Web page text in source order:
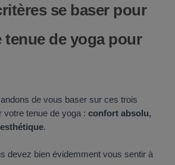
se baser pour
de yoga pour
de vous baser sur ces trois
tenue de yoga : confort absolu,
.
devez bien évidemment vous sentir à